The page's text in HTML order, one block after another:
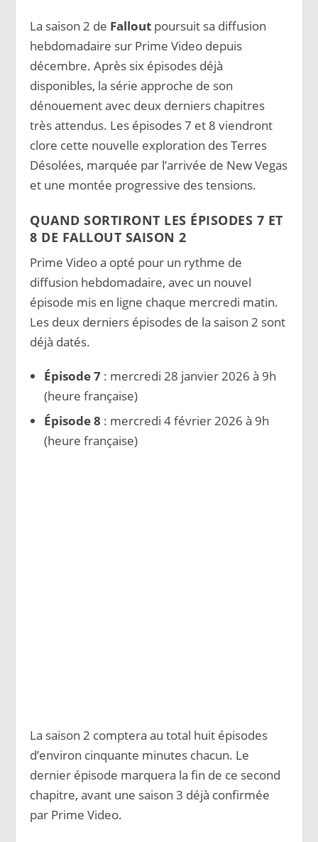
La saison 2 de Fallout poursuit sa diffusion
hebdomadaire sur Prime Video depuis
décembre. Après six épisodes déjà
disponibles, la série approche de son
dénouement avec deux derniers chapitres
très attendus. Les épisodes 7 et 8 viendront
clore cette nouvelle exploration des Terres
Désolées, marquée par l’arrivée de New Vegas
et une montée progressive des tensions.
QUAND SORTIRONT LES ÉPISODES 7 ET
8 DE FALLOUT SAISON 2
Prime Video a opté pour un rythme de
diffusion hebdomadaire, avec un nouvel
épisode mis en ligne chaque mercredi matin.
Les deux derniers épisodes de la saison 2 sont
déjà datés.
Épisode 7: mercredi 28 janvier 2026 à 9h
(heure française)
Épisode 8 : mercredi 4 février 2026 à 9h
(heure française)
La saison 2 comptera au total huit épisodes
d’environ cinquante minutes chacun. Le
dernier épisode marquera la fin de ce second
chapitre, avant une saison 3 déjà confirmée
par Prime Video.